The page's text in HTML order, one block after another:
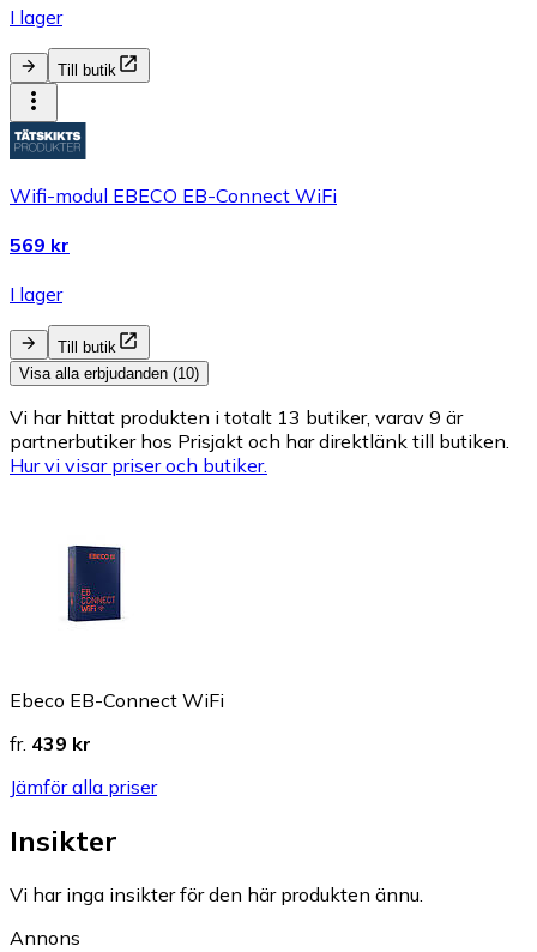
I lager
Till butik
Wifi-modul EBECO EB-Connect WiFi
569 kr
I lager
Till butik
Visa alla erbjudanden (10)
Vi har hittat produkten i totalt 13 butiker, varav 9 är
partnerbutiker hos Prisjakt och har direktlänk till butiken.
Hur vi visar priser och butiker.
Ebeco EB-Connect WiFi
fr. 439 kr
Jämför alla priser
Insikter
Vi har inga insikter för den här produkten ännu.
Annons